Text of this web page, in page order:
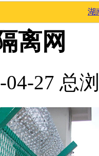
湖
离网
27 总